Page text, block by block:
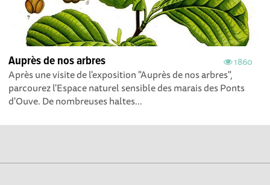
1860
Auprès de nos arbres
Après une visite de l'exposition "Auprès de nos arbres",
parcourez l'Espace naturel sensible des marais des Ponts
d'Ouve. De nombreuses haltes...